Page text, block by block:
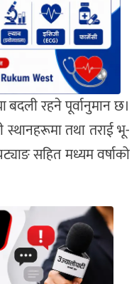
रहने पूर्वानुमान छ।
तथा तराई भू-
सहित मध्यम वर्षाको